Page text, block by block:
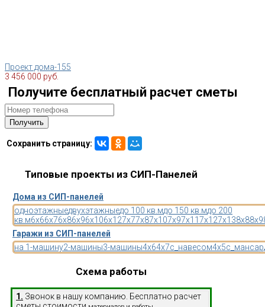
Проект дома-155
3 456 000 руб.
Получите бесплатный расчет сметы
Сохранить страницу:
Типовые проекты из СИП-Панелей
Дома из СИП-панелей
одноэтажныедвухэтажныедо 100 кв.мдо 150 кв.мдо 200
кв.м6x66x76x86x96x106x127x77x87x107x97x11 7x127x138x88x9
Гаражи из СИП-панелей
на 1-машину2-машины3-машины4x64x7с_навесом4x5
Схема работы
1. Звонок в нашу компанию. Бесплатно расчет